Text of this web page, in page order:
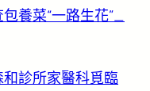
養菜“一路生花”_
診所家醫科覓臨